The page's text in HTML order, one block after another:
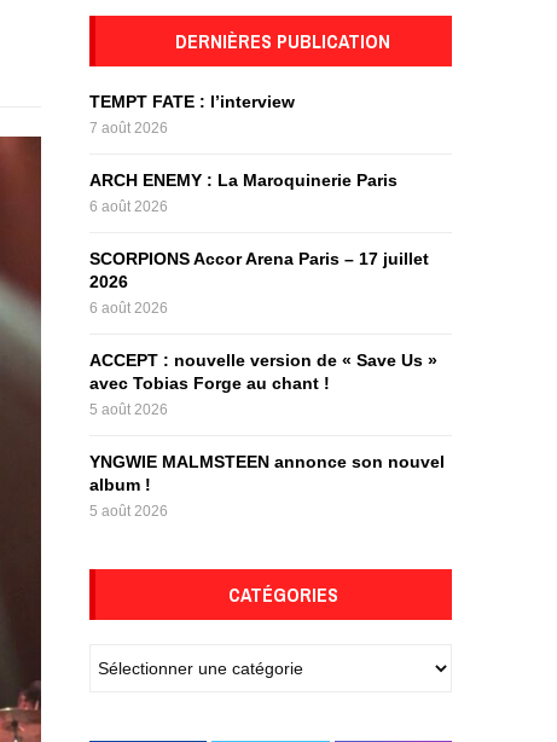
o
r
DERNIÈRES PUBLICATION
TEMPT FATE : l’interview
7 août 2026
ARCH ENEMY : La Maroquinerie Paris
6 août 2026
SCORPIONS Accor Arena Paris – 17 juillet
2026
6 août 2026
ACCEPT : nouvelle version de « Save Us »
avec Tobias Forge au chant !
5 août 2026
YNGWIE MALMSTEEN annonce son nouvel
album !
5 août 2026
CATÉGORIES